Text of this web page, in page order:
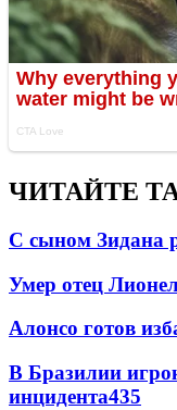
ЧИТАЙТЕ
С сыном Зидана
Умер отец
Алонсо готов
В Бразилии
инцидента435